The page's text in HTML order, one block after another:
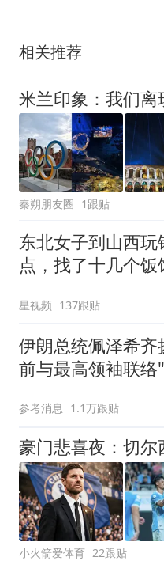
相关推荐
秦朔朋友圈 1跟贴
东北女子到山西玩
点，找了十几个饭
星视频 137跟贴
伊朗总统佩泽希齐
前与最高领袖联络
参考消息 1.1万跟贴
小火箭爱体育 22跟贴